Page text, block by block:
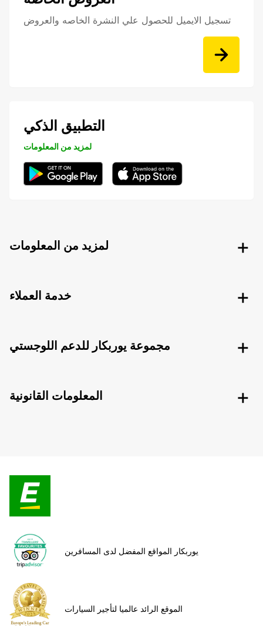
تسجيل الايميل للحصول علي النشرة الخاصه والعروض
التطبيق الذكي
لمزيد من المعلومات
لمزيد من المعلومات
خدمة العملاء
مجموعة يوربكار للدعم اللوجستي
المعلومات القانونية
يوربكار المواقع المفضل لدى المسافرين
الموقع الرائد عالميا لتأجير السيارات